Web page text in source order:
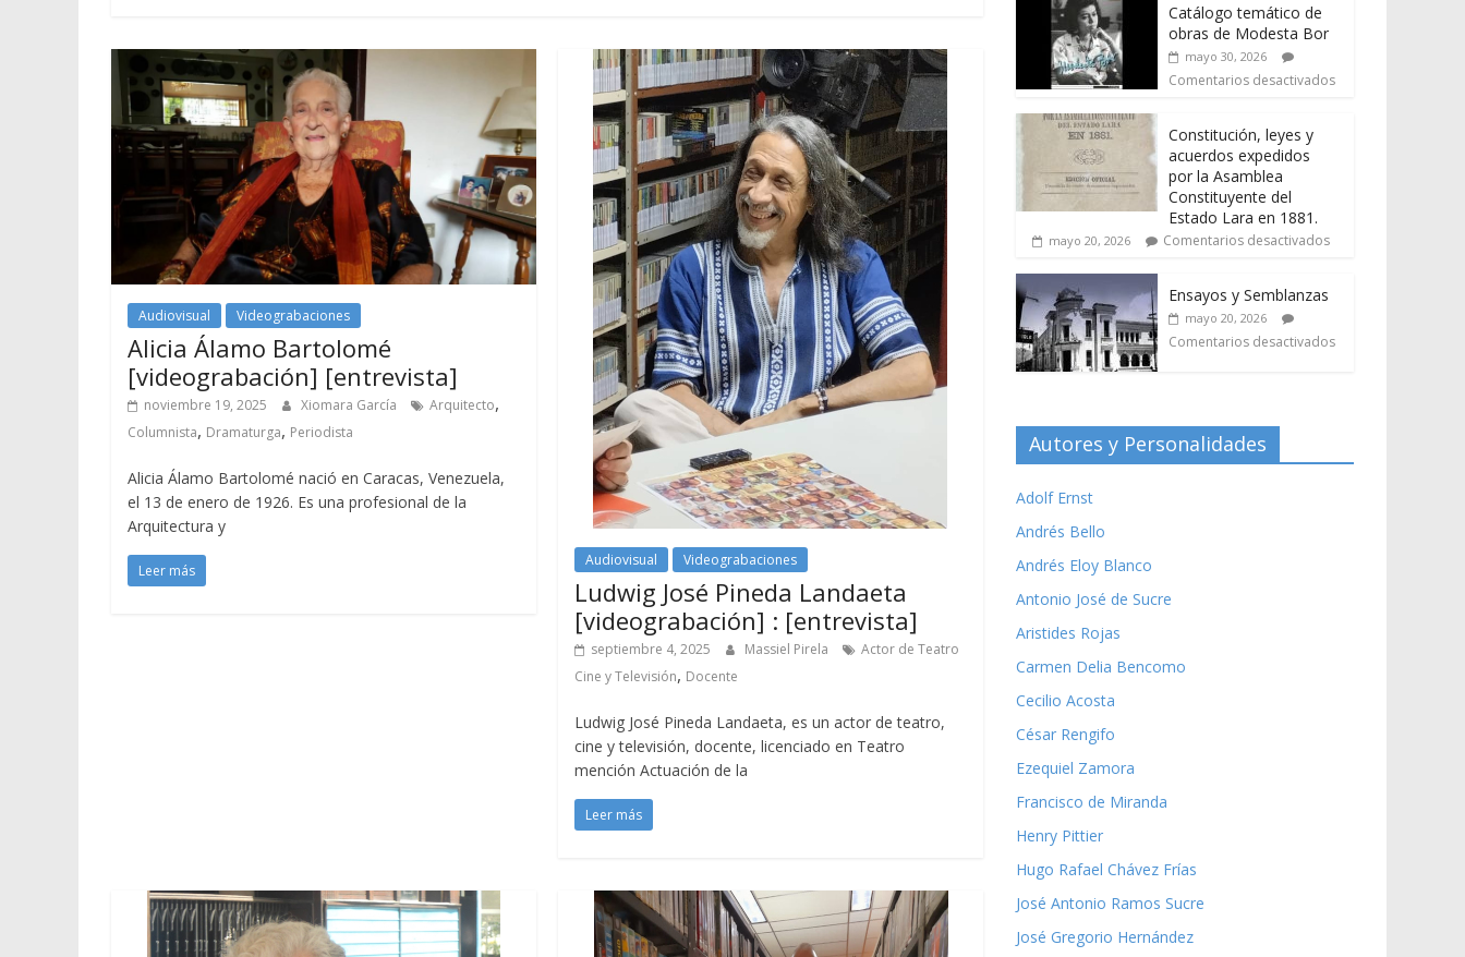
Audiovisual Videograbaciones
Alicia Álamo Bartolomé
[videograbación] [entrevista]
noviembre 19, 2025 Xiomara García Arquitecto,
Columnista, Dramaturga, Periodista
Alicia Álamo Bartolomé nació en Caracas, Venezuela,
el 13 de enero de 1926. Es una profesional de la
Arquitectura y
Leer más
Audiovisual Videograbaciones
Ludwig José Pineda Landaeta
[videograbación] : [entrevista]
septiembre 4, 2025 Massiel Pirela
Actor de Teatro
Cine y Televisión, Docente
Ludwig José Pineda Landaeta, es un actor de teatro,
cine y televisión, docente, licenciado en Teatro
mención Actuación de la
Leer más
Catálogo temático de
obras de Modesta Bor
mayo 30, 2026
Comentarios desactivados
Constitución, leyes y
acuerdos expedidos
por la Asamblea
Constituyente del
Estado Lara en 1881.
mayo 20, 2026 Comentarios desactivados
Ensayos y Semblanzas
mayo 20, 2026
Comentarios desactivados
Autores y Personalidades
Adolf Ernst
Andrés Bello
Andrés Eloy Blanco
Antonio José de Sucre
Aristides Rojas
Carmen Delia Bencomo
Cecilio Acosta
César Rengifo
Ezequiel Zamora
Francisco de Miranda
Henry Pittier
Hugo Rafael Chávez Frías
José Antonio Ramos Sucre
José Gregorio Hernández